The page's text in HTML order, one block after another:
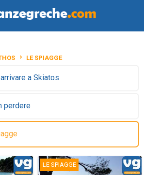
LE SPIAGGE
a Skiatos
perdere
LE SPIAGGE